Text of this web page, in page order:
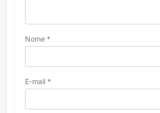
Nome *
E-mail *